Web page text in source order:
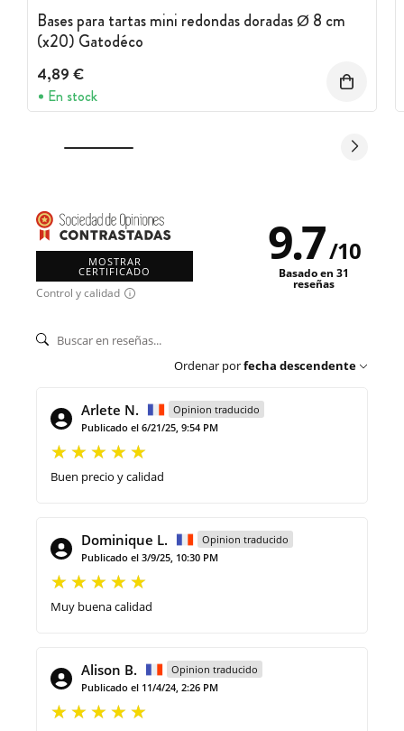
Bases para tartas mini redondas doradas Ø 8 cm
(x20) Gatodéco
4,89 €
En stock
MOSTRAR
CERTIFICADO
Control y calidad
9.7/10
Basado en 31
reseñas
Ordenar porfecha descendente
Arlete N.
Opinion traducido
Publicado el 6/21/25, 9:54 PM
Buen precio y calidad
Dominique L.
Opinion traducido
Publicado el 3/9/25, 10:30 PM
Muy buena calidad
Alison B.
Opinion traducido
Publicado el 11/4/24, 2:26 PM